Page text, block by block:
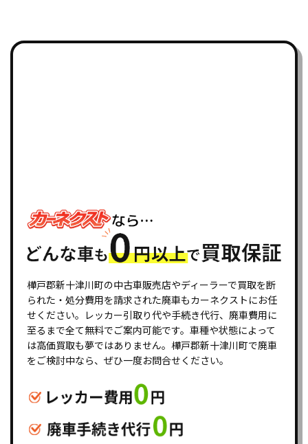
樺戸郡新十津川町の中古車販売店やディーラーで買取を断
られた・処分費用を請求された廃車もカーネクストにお任
せください。レッカー引取り代や手続き代行、廃車費用に
至るまで全て無料でご案内可能です。車種や状態によって
は高価買取も夢ではありません。樺戸郡新十津川町で廃車
をご検討中なら、ぜひ一度お問合せください。